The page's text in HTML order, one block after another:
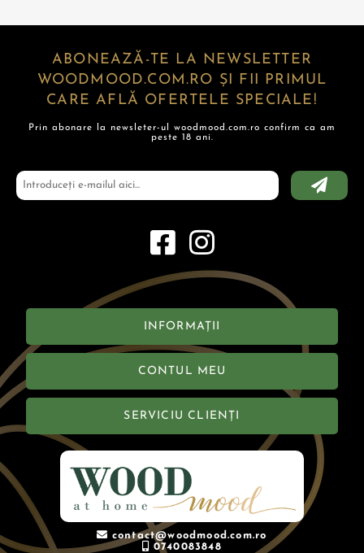
ABONEAZĂ-TE LA NEWSLETTER
WOODMOOD.COM.RO ȘI FII PRIMUL
CARE AFLĂ OFERTELE SPECIALE!
Prin abonare la newsleter-ul woodmood.com.ro confirm ca am
peste 18 ani.
INFORMAȚII
CONTUL MEU
SERVICIU CLIENȚI
contact@woodmood.com.ro
0740083848